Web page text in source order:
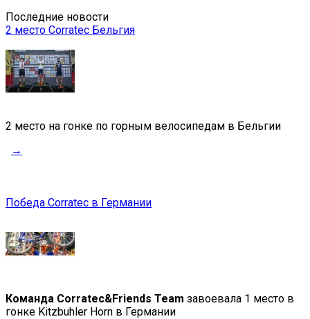
Последние новости
2 место Corratec Бельгия
2 место на гонке по горным велосипедам в Бельгии
→
Победа Corratec в Германии
Команда Corratec&Friends Team завоевала 1 место в
гонке Kitzbuhler Horn в Германии